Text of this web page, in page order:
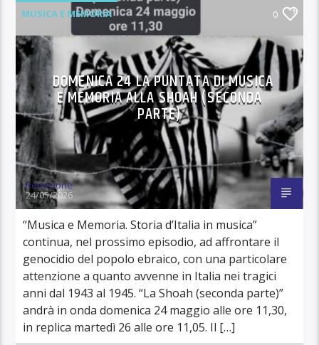
MUSICA E MEMORIA 0
DOMENICA 24 LA PUNTATA DI MUSICA
E MEMORIA ALLA SHOAH (SECONDA
PARTE)
Redazione
24/05/2026
“Musica e Memoria. Storia d’Italia in musica”
continua, nel prossimo episodio, ad affrontare il
genocidio del popolo ebraico, con una particolare
attenzione a quanto avvenne in Italia nei tragici
anni dal 1943 al 1945. “La Shoah (seconda parte)”
andrà in onda domenica 24 maggio alle ore 11,30,
in replica martedì 26 alle ore 11,05. Il […]